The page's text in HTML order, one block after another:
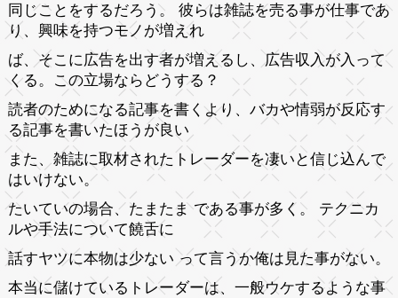
同じことをするだろう。 彼らは雑誌を売る事が仕事であ
り、興味を持つモノが増えれ
ば、そこに広告を出す者が増えるし、広告収入が入って
くる。この立場ならどうする？
読者のためになる記事を書くより、バカや情弱が反応す
る記事を書いたほうが良い
また、雑誌に取材されたトレーダーを凄いと信じ込んで
はいけない。
たいていの場合、たまたま である事が多く。 テクニカ
ルや手法について饒舌に
話すヤツに本物は少ない って言うか俺は見た事がない。
本当に儲けているトレーダーは、一般ウケするような事